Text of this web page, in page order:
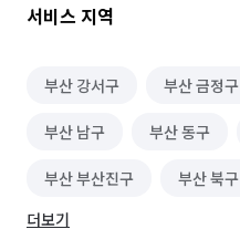
서비스 지역
부산 강서구 부산 금정구
부산 남구 부산 동구
부산 부산진구 부산 북구
부산 사하구
더보기